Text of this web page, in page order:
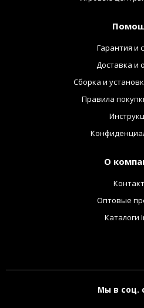
Гарантия и
Доставка и
Сборка и
Правила
О
Оптовые
Каталоги
Мы в соц.